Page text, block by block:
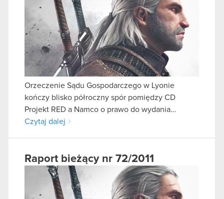
Orzeczenie Sądu Gospodarczego w Lyonie
kończy blisko półroczny spór pomiędzy CD
Projekt RED a Namco o prawo do wydania…
Czytaj dalej
Raport bieżący nr 72/2011